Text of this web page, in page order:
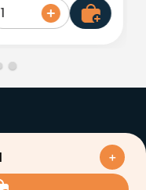
＋
1